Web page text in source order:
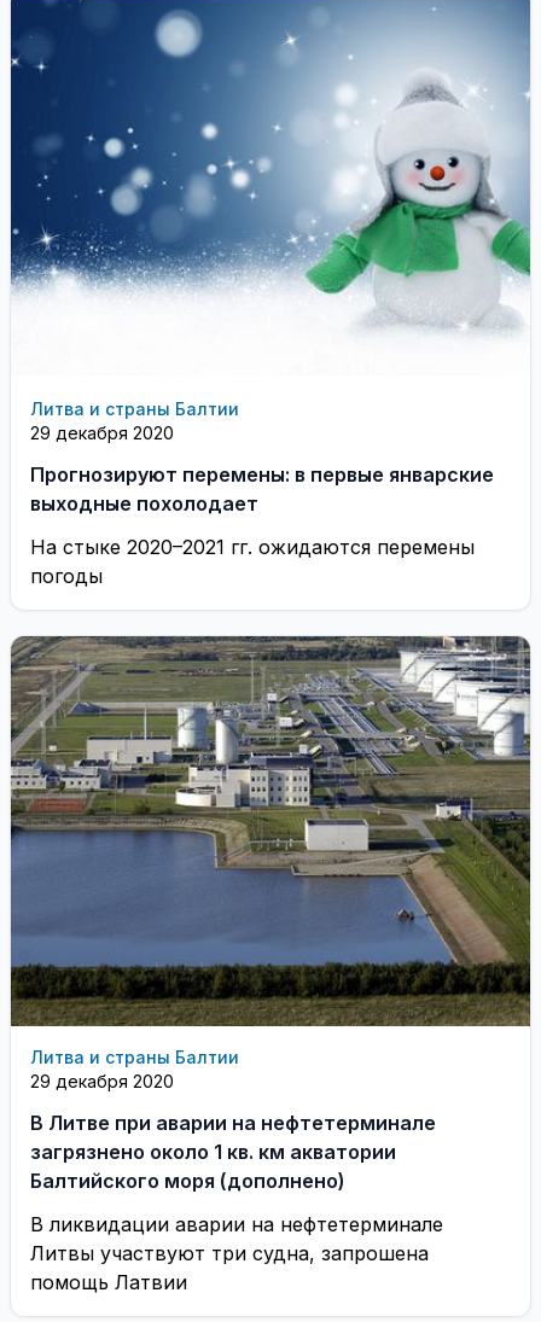
Литва и страны Балтии
29 декабря 2020
Прогнозируют перемены: в первые январские
выходные похолодает
На стыке 2020–2021 гг. ожидаются перемены
погоды
Литва и страны Балтии
29 декабря 2020
В Литве при аварии на нефтетерминале
загрязнено около 1 кв. км акватории
Балтийского моря (дополнено)
В ликвидации аварии на нефтетерминале
Литвы участвуют три судна, запрошена
помощь Латвии